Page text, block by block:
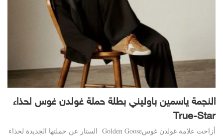
النجمة ياسمين باوليني بطلة حملة غولدن غوس لحذاء
True-Star
أزاحت علامة غولدن غوسGolden Goose الستار عن حملتها الجديدة لحذاء